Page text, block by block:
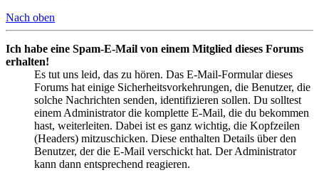
Nach oben
Ich habe eine Spam-E-Mail von einem Mitglied dieses Forums
erhalten!
Es tut uns leid, das zu hören. Das E-Mail-Formular dieses
Forums hat einige Sicherheitsvorkehrungen, die Benutzer, die
solche Nachrichten senden, identifizieren sollen. Du solltest
einem Administrator die komplette E-Mail, die du bekommen
hast, weiterleiten. Dabei ist es ganz wichtig, die Kopfzeilen
(Headers) mitzuschicken. Diese enthalten Details über den
Benutzer, der die E-Mail verschickt hat. Der Administrator
kann dann entsprechend reagieren.